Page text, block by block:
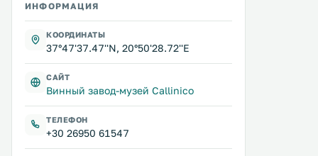
ИНФОРМАЦИЯ
КООРДИНАТЫ
37°47'37.47''N, 20°50'28.72''E
САЙТ
Винный завод-музей Callinico
ТЕЛЕФОН
+30 26950 61547